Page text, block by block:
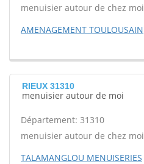
menuisier autour de chez moi
AMENAGEMENT TOULOUSAIN
RIEUX 31310
menuisier autour de moi
Département: 31310
menuisier autour de chez moi
TALAMANGLOU MENUISERIES